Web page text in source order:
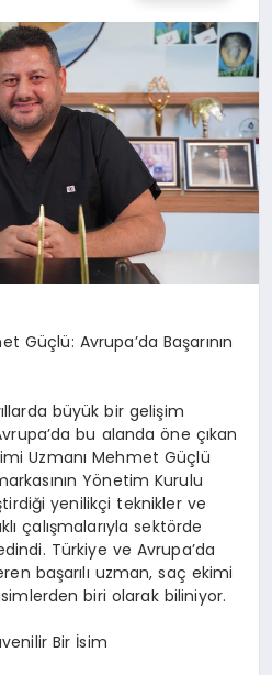
Güçlü: Avrupa’da Başarının
büyük bir gelişim
bu alanda öne çıkan
Uzmanı Mehmet Güçlü
Yönetim Kurulu
yenilikçi teknikler ve
çalışmalarıyla sektörde
Türkiye ve Avrupa’da
başarılı uzman, saç ekimi
biri olarak biliniyor.
Bir İsim